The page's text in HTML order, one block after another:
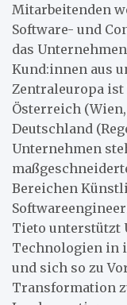
Mitarbeitenden
Software- und
das
Kund:innen aus
Zentraleuropa
Österreich
Deutschland
Unternehmen
Bereichen
Tieto unterstützt
Technologien in
und sich so zu
Transformation